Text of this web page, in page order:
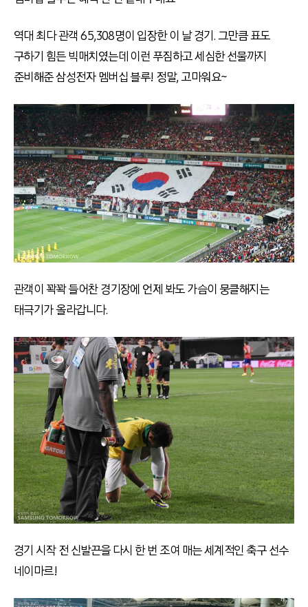
역대 최다 관객 65,308명이 입장한 이 날 경기. 그만큼 표도
구하기 힘든 빅매치였는데 이런 푸짐하고 세심한 선물까지
준비해준 삼성전자 멤버십 블루! 정말, 고마워요~
관객이 꽉꽉 들어찬 경기장에 언제 봐도 가슴이 뭉클해지는
태극기가 올라갑니다.
경기 시작 전 신발끈을 다시 한 번 조여 매는 세계적인 축구 선수
네이마르!